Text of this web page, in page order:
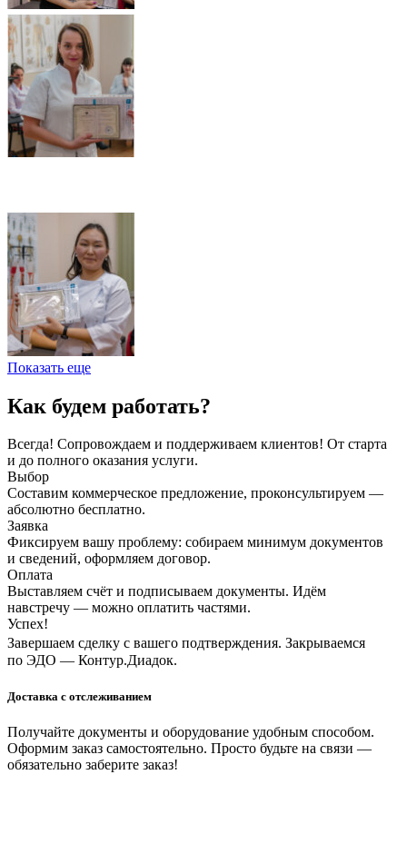
Показать еще
Как будем работать?
Всегда! Сопровождаем и поддерживаем клиентов! От старта
и до полного оказания услуги.
Выбор
Составим коммерческое предложение, проконсультируем —
абсолютно бесплатно.
Заявка
Фиксируем вашу проблему: собираем минимум документов
и сведений, оформляем договор.
Оплата
Выставляем счёт и подписываем документы. Идём
навстречу — можно оплатить частями.
Успех!
Завершаем сделку с вашего подтверждения. Закрываемся
по ЭДО — Контур.Диадок.
Доставка с отслеживанием
Получайте документы и оборудование удобным способом.
Оформим заказ самостоятельно. Просто будьте на связи —
обязательно заберите заказ!